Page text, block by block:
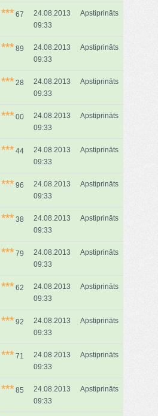
*** 67
24.08.2013
09:33
Apstiprināts
*** 89
24.08.2013
09:33
Apstiprināts
*** 28
24.08.2013
09:33
Apstiprināts
*** 00
24.08.2013
09:33
Apstiprināts
*** 44
24.08.2013
09:33
Apstiprināts
*** 96
24.08.2013
09:33
Apstiprināts
*** 38
24.08.2013
09:33
Apstiprināts
*** 79
24.08.2013
09:33
Apstiprināts
*** 62
24.08.2013
09:33
Apstiprināts
*** 92
24.08.2013
09:33
Apstiprināts
*** 71
24.08.2013
09:33
Apstiprināts
*** 85
24.08.2013
09:33
Apstiprināts